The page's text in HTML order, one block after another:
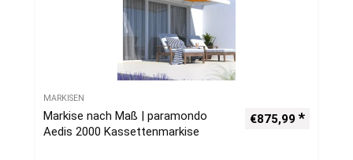
MARKISEN
Markise nach Maß | paramondo
Aedis 2000 Kassettenmarkise
€875,99